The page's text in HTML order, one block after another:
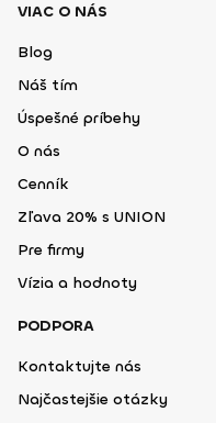
VIAC O NÁS
Blog
Náš tím
Úspešné príbehy
O nás
Cenník
Zľava 20% s UNION
Pre firmy
Vízia a hodnoty
PODPORA
Kontaktujte nás
Najčastejšie otázky